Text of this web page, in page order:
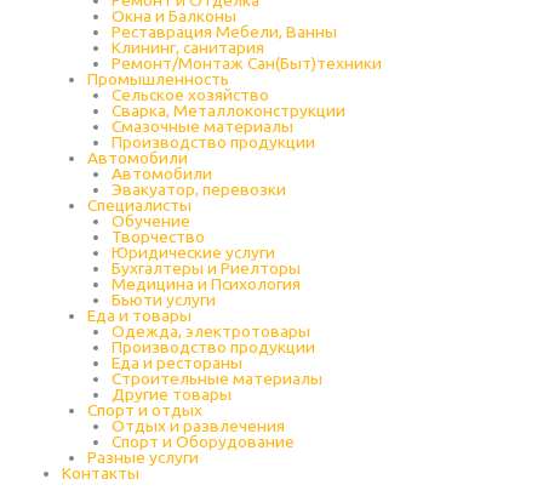
Окна и Балконы
Реставрация Мебели, Ванны
Клининг, санитария
Ремонт/Монтаж Сан(Быт)техники
Промышленность
Cельское хозяйство
Сварка, Металлоконструкции
Cмазочные материалы
Производство продукции
Автомобили
Автомобили
Эвакуатор, перевозки
Специалисты
Обучение
Творчество
Юридические услуги
Бухгалтеры и Риелторы
Медицина и Психология
Бьюти услуги
Еда и товары
Одежда, электротовары
Производство продукции
Еда и рестораны
Строительные материалы
Другие товары
Спорт и отдых
Отдых и развлечения
Спорт и Оборудование
Разные услуги
Контакты